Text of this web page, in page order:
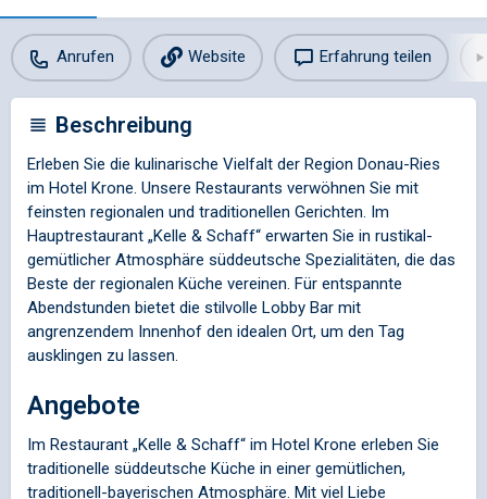
Anrufen Website Erfahrung teilen
Beschreibung
Erleben Sie die kulinarische Vielfalt der Region Donau-Ries
im Hotel Krone. Unsere Restaurants verwöhnen Sie mit
feinsten regionalen und traditionellen Gerichten. Im
Hauptrestaurant „Kelle & Schaff“ erwarten Sie in rustikal-
gemütlicher Atmosphäre süddeutsche Spezialitäten, die das
Beste der regionalen Küche vereinen. Für entspannte
Abendstunden bietet die stilvolle Lobby Bar mit
angrenzendem Innenhof den idealen Ort, um den Tag
ausklingen zu lassen.
Angebote
Im Restaurant „Kelle & Schaff“ im Hotel Krone erleben Sie
traditionelle süddeutsche Küche in einer gemütlichen,
traditionell-bayerischen Atmosphäre. Mit viel Liebe